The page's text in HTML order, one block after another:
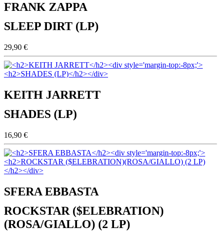
FRANK ZAPPA
SLEEP DIRT (LP)
29,90 €
KEITH JARRETT
SHADES (LP)
16,90 €
SFERA EBBASTA
ROCKSTAR ($ELEBRATION)
(ROSA/GIALLO) (2 LP)